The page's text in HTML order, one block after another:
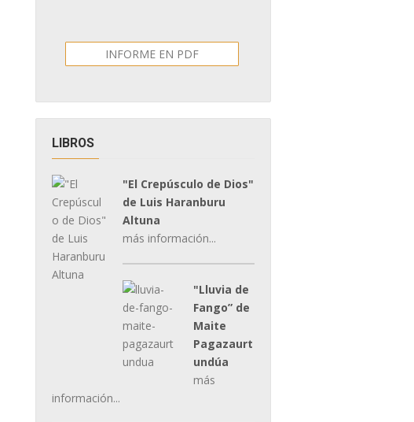
INFORME EN PDF
LIBROS
"El Crepúsculo de Dios"
de Luis Haranburu
Altuna
más información...
"Lluvia de
Fango” de
Maite
Pagazaurt
undúa
más
información...